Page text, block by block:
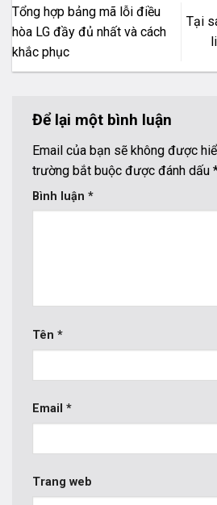
Tổng hợp bảng mã lỗi điều
hòa LG đầy đủ nhất và cách
khắc phục
Tại
Để lại một bình luận
Email của bạn sẽ không được
trường bắt buộc được đánh dấu
Bình luận *
Tên *
Email *
Trang web